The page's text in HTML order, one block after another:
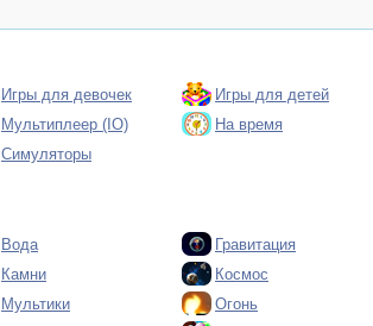
Игры для девочек Игры для детей
Мультиплеер (IO) На время
Симуляторы
Вода Гравитация
Камни Космос
Мультики Огонь